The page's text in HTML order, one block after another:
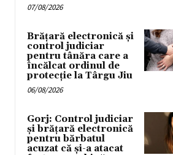
07/08/2026
Brățară electronică și
control judiciar
pentru tânăra care a
încălcat ordinul de
protecție la Târgu Jiu
06/08/2026
Gorj: Control judiciar
și brățară electronică
pentru bărbatul
acuzat că și-a atacat